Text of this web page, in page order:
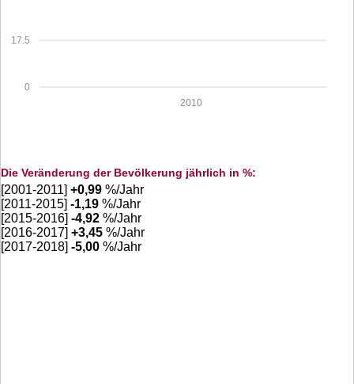
0
17.5
2010
Die Veränderung der Bevölkerung jährlich in %:
[2001-2011] +0,99 %/Jahr
[2011-2015] -1,19 %/Jahr
[2015-2016] -4,92 %/Jahr
[2016-2017] +3,45 %/Jahr
[2017-2018] -5,00 %/Jahr